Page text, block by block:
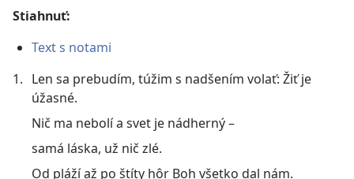
Stiahnuť:
Text s notami
1. Len sa prebudím, túžim s nadšením volať: Žiť je
úžasné.
Nič ma nebolí a svet je nádherný –
samá láska, už nič zlé.
Od pláží až po štíty hôr Boh všetko dal nám.